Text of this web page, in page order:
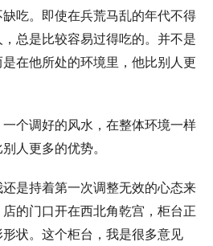
吃。即使在兵荒马乱的年代不得
总是比较容易过得吃的。并不是
在他所处的环境里，他比别人更
个调好的风水，在整体环境一样
人更多的优势。
是持着第一次调整无效的心态来
的门口开在西北角乾宫，柜台正
状。这个柜台，我是很多意见